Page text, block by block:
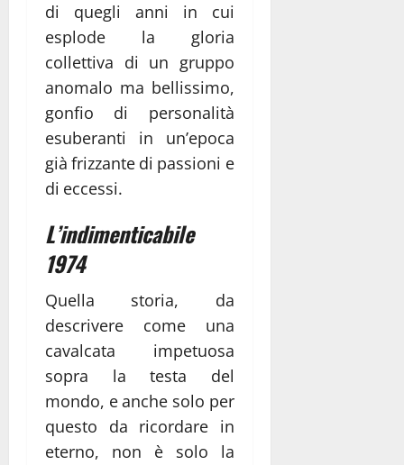
di quegli anni in cui
esplode la gloria
collettiva di un gruppo
anomalo ma bellissimo,
gonfio di personalità
esuberanti in un’epoca
già frizzante di passioni e
di eccessi.
L’indimenticabile
1974
Quella storia, da
descrivere come una
cavalcata impetuosa
sopra la testa del
mondo, e anche solo per
questo da ricordare in
eterno, non è solo la